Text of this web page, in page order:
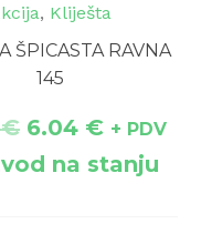
, Kliješta
ŠPICASTA RAVNA
145
€ 6.04 € + PDV
na stanju